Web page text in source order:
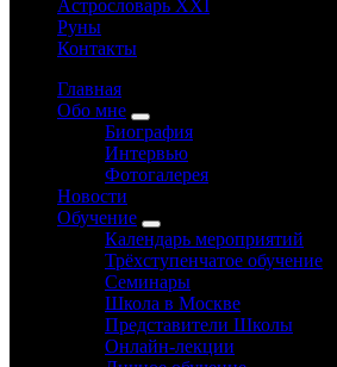
Астрословарь XXI
Руны
Контакты
Главная
Обо мне
Биография
Интервью
Фотогалерея
Новости
Обучение
Календарь мероприятий
Трёхступенчатое обучение
Семинары
Школа в Москве
Представители Школы
Онлайн-лекции